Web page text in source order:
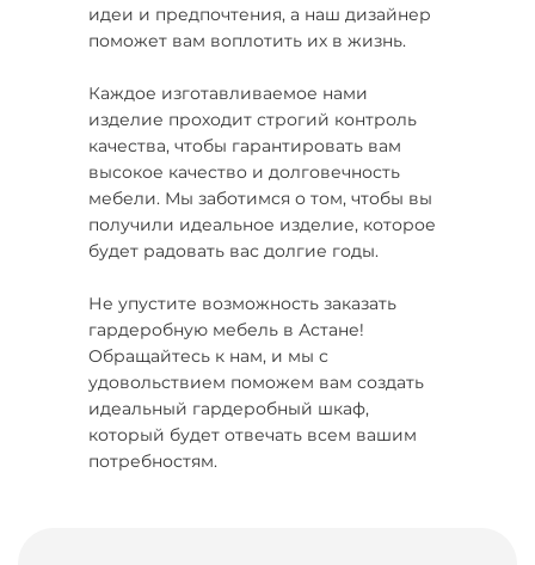
идеи и предпочтения, а наш дизайнер
поможет вам воплотить их в жизнь.
Каждое изготавливаемое нами
изделие проходит строгий контроль
качества, чтобы гарантировать вам
высокое качество и долговечность
мебели. Мы заботимся о том, чтобы вы
получили идеальное изделие, которое
будет радовать вас долгие годы.
Не упустите возможность заказать
гардеробную мебель в Астане!
Обращайтесь к нам, и мы с
удовольствием поможем вам создать
идеальный гардеробный шкаф,
который будет отвечать всем вашим
потребностям.